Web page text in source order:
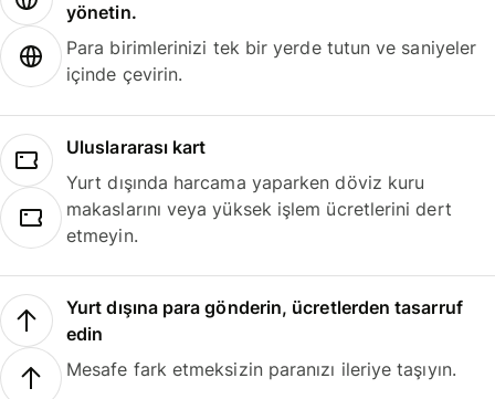
yönetin.
Para birimlerinizi tek bir yerde tutun ve saniyeler
içinde çevirin.
Uluslararası kart
Yurt dışında harcama yaparken döviz kuru
makaslarını veya yüksek işlem ücretlerini dert
etmeyin.
Yurt dışına para gönderin, ücretlerden tasarruf
edin
Mesafe fark etmeksizin paranızı ileriye taşıyın.